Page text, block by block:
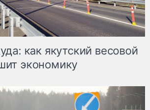
как якутский весовой
экономику